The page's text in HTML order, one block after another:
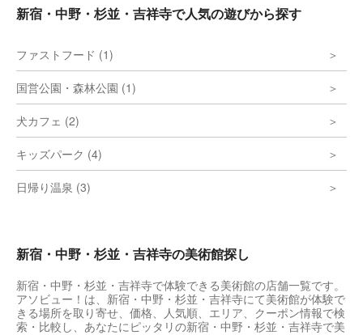
美しいフレスコ画やジブリ作品が描かれたス
る。まさに大人も子どもも迷子になるのが楽
新宿・中野・杉並・吉祥寺で人気の遊びから探す
ファストフード (1)
国営公園・森林公園 (1)
犬カフェ (2)
キッズパーク (4)
日帰り温泉 (3)
新宿・中野・杉並・吉祥寺の美術館探し
新宿・中野・杉並・吉祥寺で体験できる美術館の店舗一覧です。
アソビュー！は、新宿・中野・杉並・吉祥寺にて美術館が体験で
きる場所を取り寄せ、価格、人気順、エリア、クーポン情報で検
索・比較し、あなたにピッタリの新宿・中野・杉並・吉祥寺で美